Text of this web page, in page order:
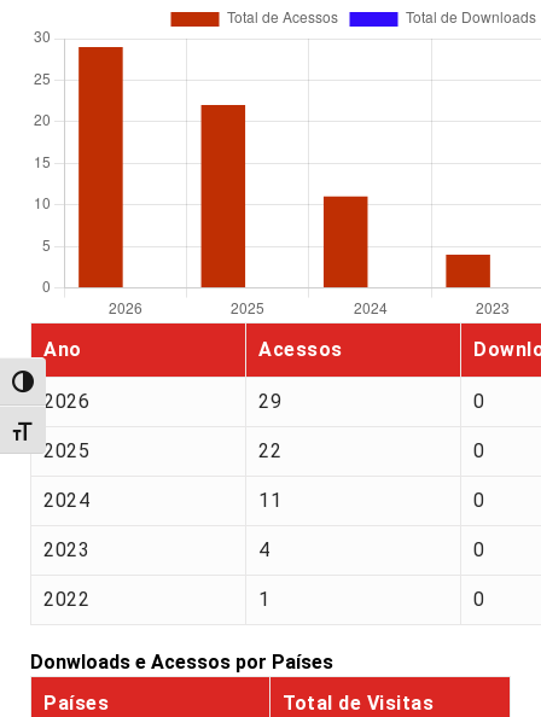
Alternar alto contraste
Alternar tamanho da fonte
Ano Acessos
2026 29 0
2025 22 0
2024 11 0
2023 4 0
2022 1 0
Donwloads e Acessos por Países
Países
Total de Visitas